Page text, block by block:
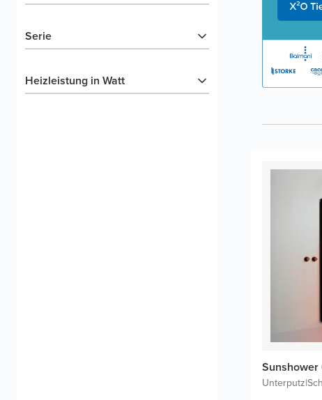
Serie
Heizleistung in Watt
Sunshower
Unterputz|